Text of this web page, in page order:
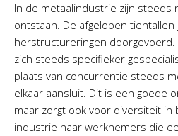
In de metaalindustrie zijn steeds
ontstaan. De afgelopen tientallen
herstructureringen
zich steeds specifieker
plaats van concurrentie steeds
elkaar aansluit. Dit is een goede
maar zorgt ook voor diversiteit in
industrie naar werknemers die